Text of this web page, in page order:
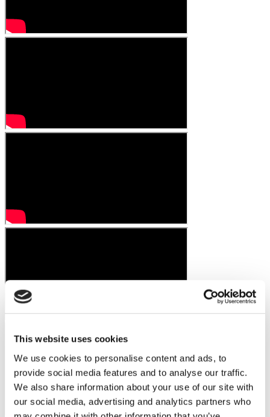
This website uses cookies
We use cookies to personalise content and ads, to
provide social media features and to analyse our traffic.
We also share information about your use of our site with
our social media, advertising and analytics partners who